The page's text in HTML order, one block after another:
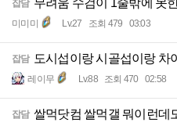
잡담
미미미 Lv.27 조회 479 03:03
잡담 도시섭이랑 시골섭이랑 차
레이무 Lv.88 조회 470 02:58
잡담 쌀먹닷컴 쌀먹갤 뭐이런데